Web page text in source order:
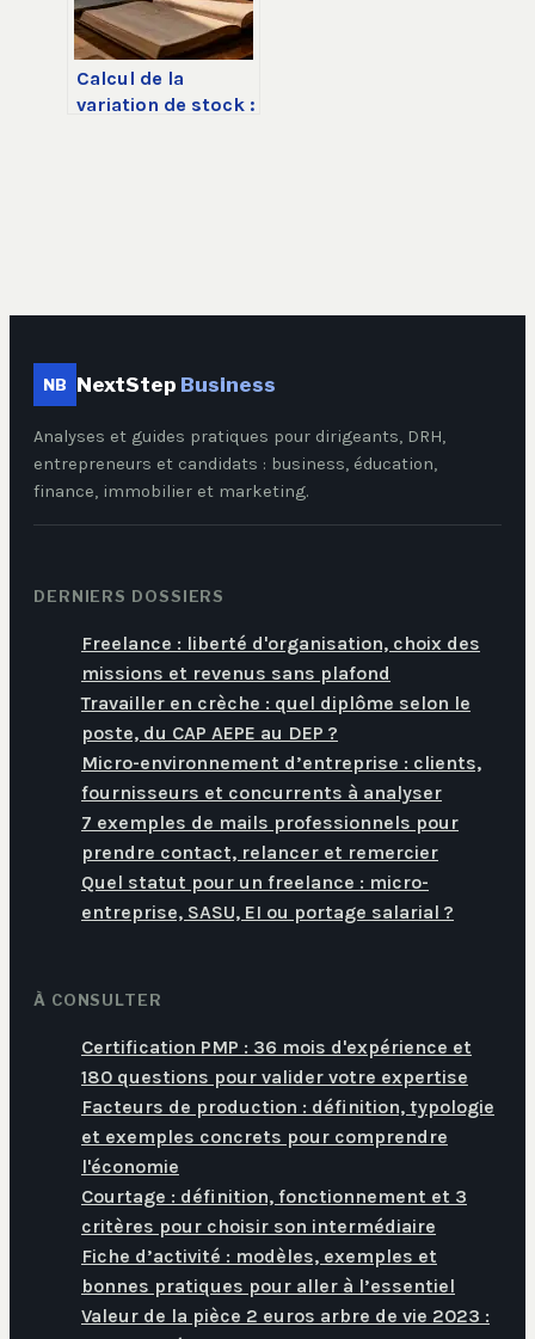
Calcul de la
variation de stock :
NB NextStep Business
Analyses et guides pratiques pour dirigeants, DRH,
entrepreneurs et candidats : business, éducation,
finance, immobilier et marketing.
DERNIERS DOSSIERS
Freelance : liberté d'organisation, choix des
missions et revenus sans plafond
Travailler en crèche : quel diplôme selon le
poste, du CAP AEPE au DEP ?
Micro-environnement d’entreprise : clients,
fournisseurs et concurrents à analyser
7 exemples de mails professionnels pour
prendre contact, relancer et remercier
Quel statut pour un freelance : micro-
entreprise, SASU, EI ou portage salarial ?
À CONSULTER
Certification PMP : 36 mois d'expérience et
180 questions pour valider votre expertise
Facteurs de production : définition, typologie
et exemples concrets pour comprendre
l'économie
Courtage : définition, fonctionnement et 3
critères pour choisir son intermédiaire
Fiche d’activité : modèles, exemples et
bonnes pratiques pour aller à l’essentiel
Valeur de la pièce 2 euros arbre de vie 2023 :